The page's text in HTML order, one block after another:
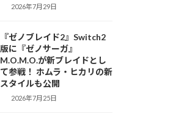
2026年7月29日
『ゼノブレイド2』Switch2
版に『ゼノサーガ』
M.O.M.O.が新ブレイドとし
て参戦！ ホムラ・ヒカリの新
スタイルも公開
2026年7月25日